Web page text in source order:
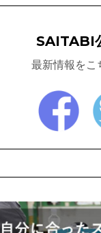
SAITABI
最新情報をこ